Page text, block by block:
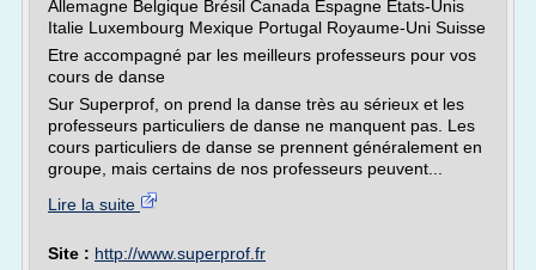
Allemagne Belgique Brésil Canada Espagne États-Unis
Italie Luxembourg Mexique Portugal Royaume-Uni Suisse
Etre accompagné par les meilleurs professeurs pour vos
cours de danse
Sur Superprof, on prend la danse très au sérieux et les
professeurs particuliers de danse ne manquent pas. Les
cours particuliers de danse se prennent généralement en
groupe, mais certains de nos professeurs peuvent...
Lire la suite
Site : http://www.superprof.fr